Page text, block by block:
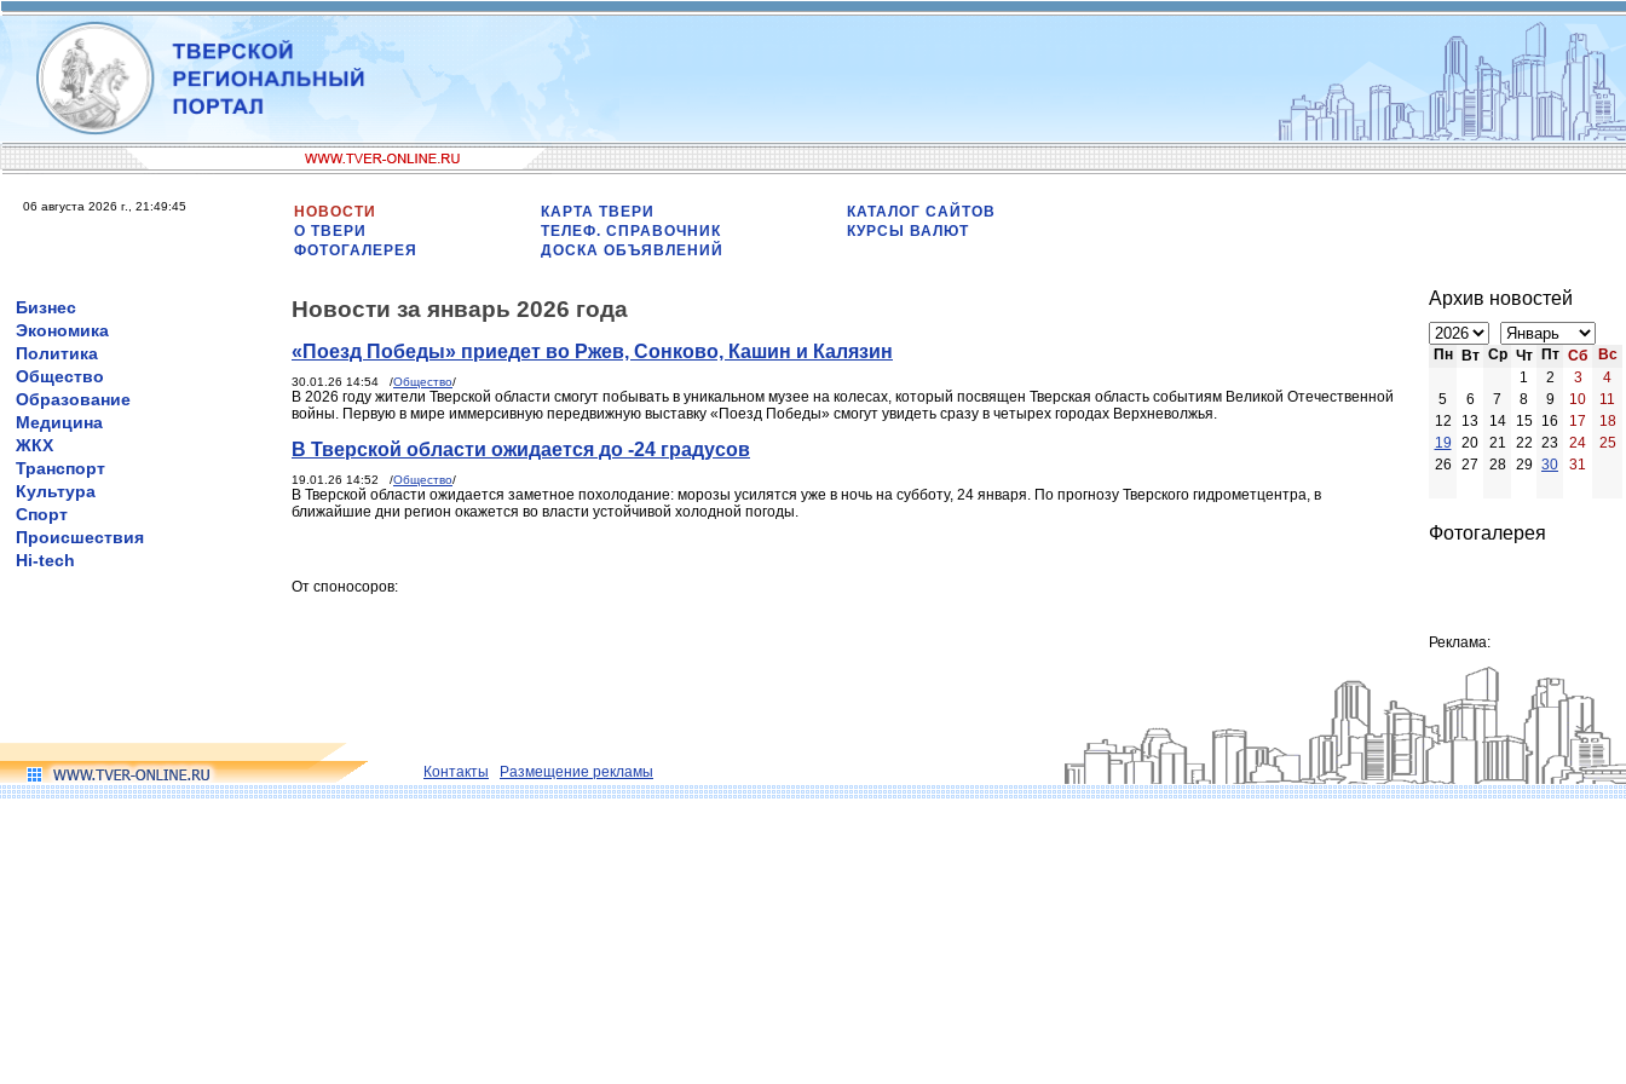
06 августа 2026 г., 21:49:45
НОВОСТИ
О ТВЕРИ
ФОТОГАЛЕРЕЯ
КАРТА ТВЕРИ
ТЕЛЕФ. СПРАВОЧНИК
ДОСКА ОБЪЯВЛЕНИЙ
КАТАЛОГ САЙТОВ
КУРСЫ ВАЛЮТ
Бизнес
Экономика
Политика
Общество
Образование
Медицина
ЖКХ
Транспорт
Культура
Спорт
Происшествия
Hi-tech
Новости за январь 2026 года
«Поезд Победы» приедет во Ржев, Сонково, Кашин и Калязин
30.01.26 14:54 /Общество/
В 2026 году жители Тверской области смогут побывать в уникальном музее на колесах, который посвящен Тверская область событиям Великой Отечественной
войны. Первую в мире иммерсивную передвижную выставку «Поезд Победы» смогут увидеть сразу в четырех городах Верхневолжья.
В Тверской области ожидается до -24 градусов
19.01.26 14:52 /Общество/
В Тверской области ожидается заметное похолодание: морозы усилятся уже в ночь на субботу, 24 января. По прогнозу Тверского гидрометцентра, в
ближайшие дни регион окажется во власти устойчивой холодной погоды.
От споносоров:
Архив новостей
Пн Вт Ср Чт Пт Сб
Вс
1
2 3
4
5
6 7 8 9 10
11
12
13 14 15 16 17
18
19
20 21 22 23 24
25
26
27 28 29 30 31
Фотогалерея
Реклама:
Контакты Размещение рекламы